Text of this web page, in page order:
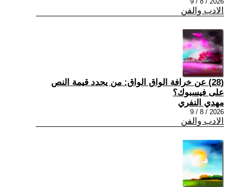
الادب والفن
(28) عن خرافة الواق الواق: من يحدد قيمة النص
على فيسبوك؟
مهدي النفري
2026 / 8 / 9
الادب والفن